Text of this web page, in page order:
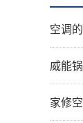
空调
威能锅
家修